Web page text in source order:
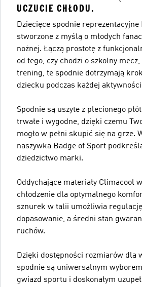
UCZUCIE CHŁODU.
Dziecięce spodnie reprezentacyjne
stworzone z myślą o młodych
nożnej. Łączą prostotę z
od tego, czy chodzi o szkolny
trening, te spodnie dotrzymają
dziecku podczas każdej
Spodnie są uszyte z plecionego
trwałe i wygodne, dzięki czemu
mogło w pełni skupić się na grze.
naszywka Badge of Sport
dziedzictwo marki.
Oddychające materiały Climacool
chłodzenie dla optymalnego
sznurek w talii umożliwia
dopasowanie, a średni stan
ruchów.
Dzięki dostępności rozmiarów dla
spodnie są uniwersalnym
gwiazd sportu i doskonałym